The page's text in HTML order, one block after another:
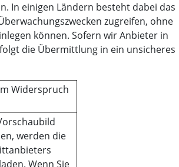
In einigen Ländern besteht dabei das
zugreifen, ohne
können. Sofern wir Anbieter in
die Übermittlung in ein unsicheres
Widerspruch
werden die
Wenn Sie